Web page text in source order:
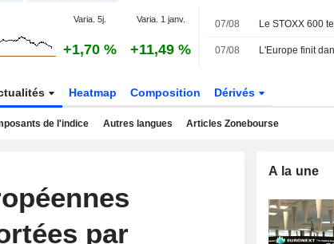
Varia. 5j. Varia. 1 janv.
+1,70 % +11,49 %
07/08
07/08
Heatmap Composition Dérivés
de l'indice Autres langues Articles Zonebourse
par
A la une